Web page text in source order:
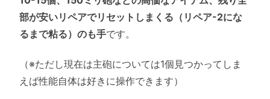
部が安いリペアでリセットしまくる（リペア-2にな
るまで粘る）のも手です。
（※ただし現在は主砲については1個見つかってしま
えば性能自体は好きに操作できます）